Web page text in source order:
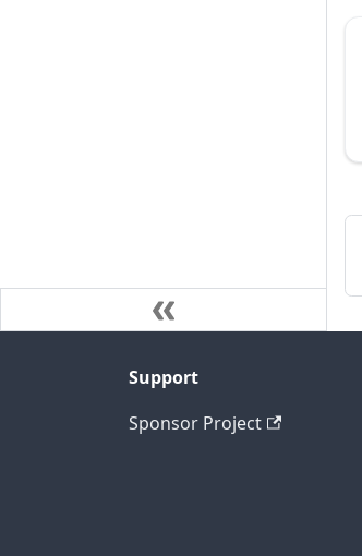
Support
Sponsor Project